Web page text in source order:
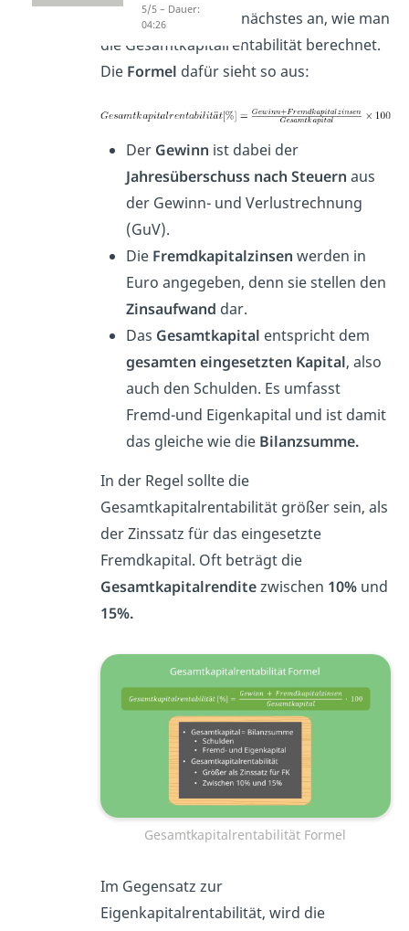
Schauen wir uns als nächstes an, wie man
die Gesamtkapitalrentabilität berechnet.
Die Formel dafür sieht so aus:
Der Gewinn ist dabei der
Jahresüberschuss nach Steuern aus
der Gewinn- und Verlustrechnung
(GuV).
Die Fremdkapitalzinsen werden in
Euro angegeben, denn sie stellen den
Zinsaufwand dar.
Das Gesamtkapital entspricht dem
gesamten eingesetzten Kapital, also
auch den Schulden. Es umfasst
Fremd-und Eigenkapital und ist damit
das gleiche wie die Bilanzsumme.
In der Regel sollte die
Gesamtkapitalrentabilität größer sein, als
der Zinssatz für das eingesetzte
Fremdkapital. Oft beträgt die
Gesamtkapitalrenditezwischen 10%und
15%.
Gesamtkapitalrentabilität Formel
Im Gegensatz zur
Eigenkapitalrentabilität, wird die
5/5 – Dauer:
04:26